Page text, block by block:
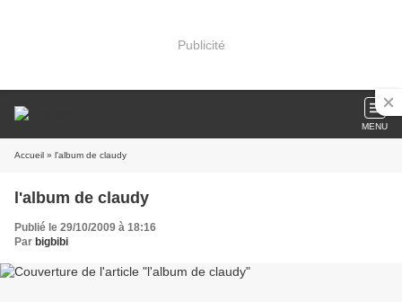
Publicité
MENU
Accueil » l'album de claudy
l'album de claudy
Publié le 29/10/2009 à 18:16
Par bigbibi